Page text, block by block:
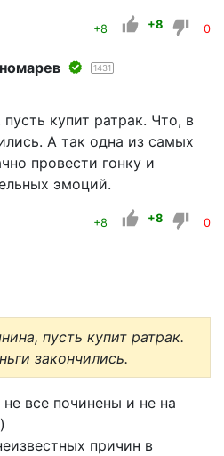
+8 +8 0
1431
купит ратрак. Что, в
А так одна из самых
провести гонку и
эмоций.
+8 +8 0
пусть купит ратрак.
закончились.
все починены и не на
причин в